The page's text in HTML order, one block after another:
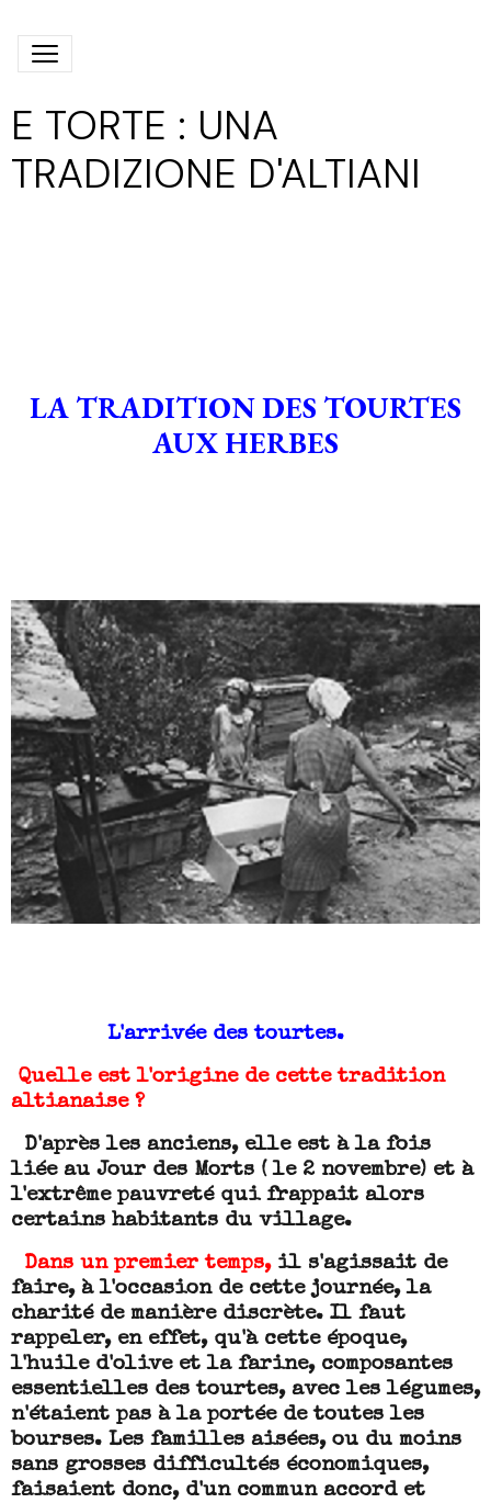
E TORTE : UNA
TRADIZIONE D'ALTIANI
LA TRADITION DES TOURTES
AUX HERBES
L'arrivée des tourtes.
Quelle est l'origine de cette tradition
altianaise ?
D'après les anciens, elle est à la fois
liée au Jour des Morts ( le 2 novembre) et à
l'extrême pauvreté qui frappait alors
certains habitants du village.
Dans un premier temps,il s'agissait de
faire, à l'occasion de cette journée, la
charité de manière discrète. Il faut
rappeler, en effet, qu'à cette époque,
l'huile d'olive et la farine, composantes
essentielles des tourtes, avec les légumes,
n'étaient pas à la portée de toutes les
bourses. Les familles aisées, ou du moins
sans grosses difficultés économiques,
faisaient donc, d'un commun accord et